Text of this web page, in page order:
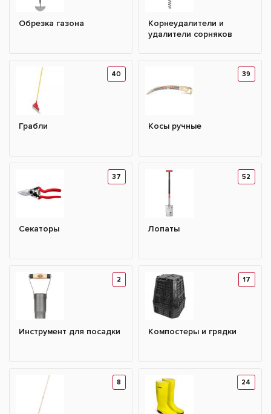
Обрезка газона
Корнеудалители и
удалители сорняков
40
Грабли
39
Косы ручные
37
Секаторы
52
Лопаты
2
Инструмент для посадки
17
Компостеры и грядки
8 24